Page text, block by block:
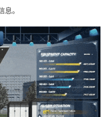
。